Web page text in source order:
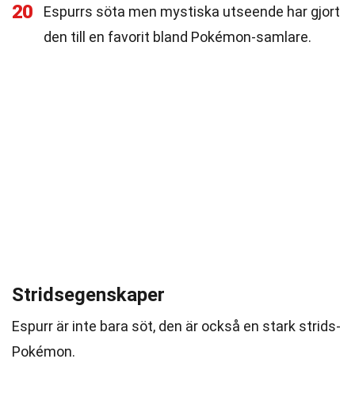
20
Espurrs söta men mystiska utseende har gjort
den till en favorit bland Pokémon-samlare.
Stridsegenskaper
Espurr är inte bara söt, den är också en stark strids-
Pokémon.